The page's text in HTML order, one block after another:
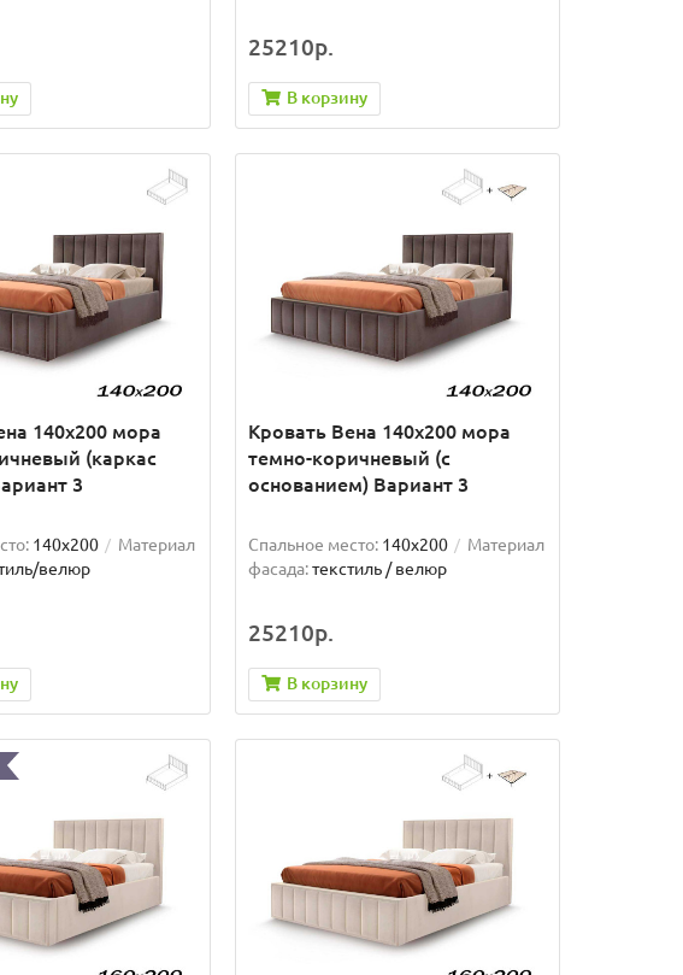
25210р.
В корзину
140х200 мора
(каркас
3
140x200
Материал
велюр
Кровать Вена 140х200 мора
темно-коричневый (с
основанием) Вариант 3
Спальное место: 140x200
Материал
фасада:текстиль / велюр
25210р.
В корзину